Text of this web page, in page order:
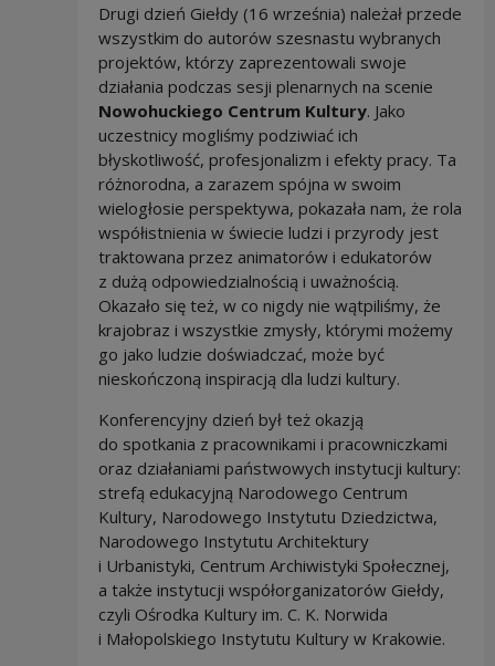
Drugi dzień Giełdy (16 września) należał przede
wszystkim do autorów szesnastu wybranych
projektów, którzy zaprezentowali swoje
działania podczas sesji plenarnych na scenie
Nowohuckiego Centrum Kultury. Jako
uczestnicy mogliśmy podziwiać ich
błyskotliwość, profesjonalizm i efekty pracy. Ta
różnorodna, a zarazem spójna w swoim
wielogłosie perspektywa, pokazała nam, że rola
współistnienia w świecie ludzi i przyrody jest
traktowana przez animatorów i edukatorów
z dużą odpowiedzialnością i uważnością.
Okazało się też, w co nigdy nie wątpiliśmy, że
krajobraz i wszystkie zmysły, którymi możemy
go jako ludzie doświadczać, może być
nieskończoną inspiracją dla ludzi kultury.
Konferencyjny dzień był też okazją
do spotkania z pracownikami i pracowniczkami
oraz działaniami państwowych instytucji kultury:
strefą edukacyjną Narodowego Centrum
Kultury, Narodowego Instytutu Dziedzictwa,
Narodowego Instytutu Architektury
i Urbanistyki, Centrum Archiwistyki Społecznej,
a także instytucji współorganizatorów Giełdy,
czyli Ośrodka Kultury im. C. K. Norwida
i Małopolskiego Instytutu Kultury w Krakowie.